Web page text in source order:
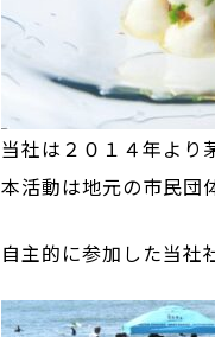
当社は２０１４年より
本活動は地元の市民団
自主的に参加した当社